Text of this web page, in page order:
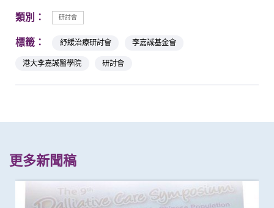
類別： 研討會
標籤： 紓緩治療研討會
李嘉誠基金會
港大李嘉誠醫學院
研討會
更多新聞稿